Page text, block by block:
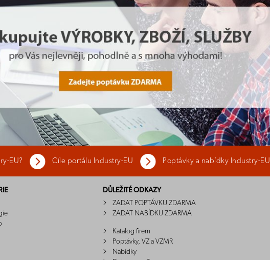
EU? Cíle portálu Industry-EU Poptávky a nabídky Industry-EU
DŮLEŽITÉ ODKAZY
ZADAT POPTÁVKU ZDARMA
ZADAT NABÍDKU ZDARMA
Katalog firem
Poptávky, VZ a VZMR
Nabídky